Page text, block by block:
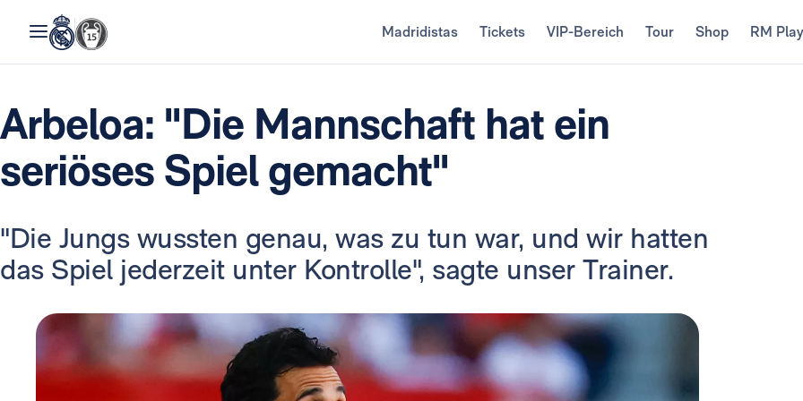
Madridistas Tickets VIP-Bereich Tour Shop RM Play
Arbeloa: "Die Mannschaft hat ein
seriöses Spiel gemacht"
"Die Jungs wussten genau, was zu tun war, und wir hatten
das Spiel jederzeit unter Kontrolle", sagte unser Trainer.